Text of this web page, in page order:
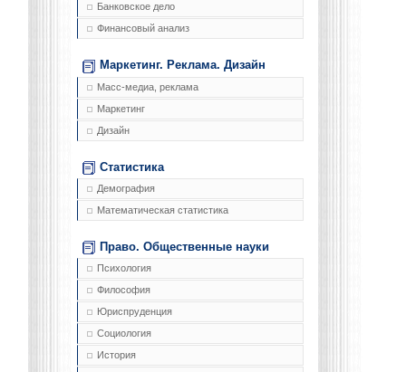
Банковское дело
Финансовый анализ
Маркетинг. Реклама. Дизайн
Масс-медиа, реклама
Маркетинг
Дизайн
Статистика
Демография
Математическая статистика
Право. Общественные науки
Психология
Философия
Юриспруденция
Социология
История